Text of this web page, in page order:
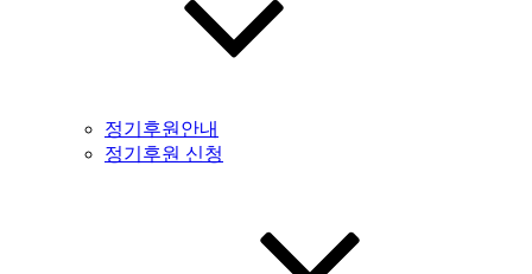
정기후원안내
정기후원 신청